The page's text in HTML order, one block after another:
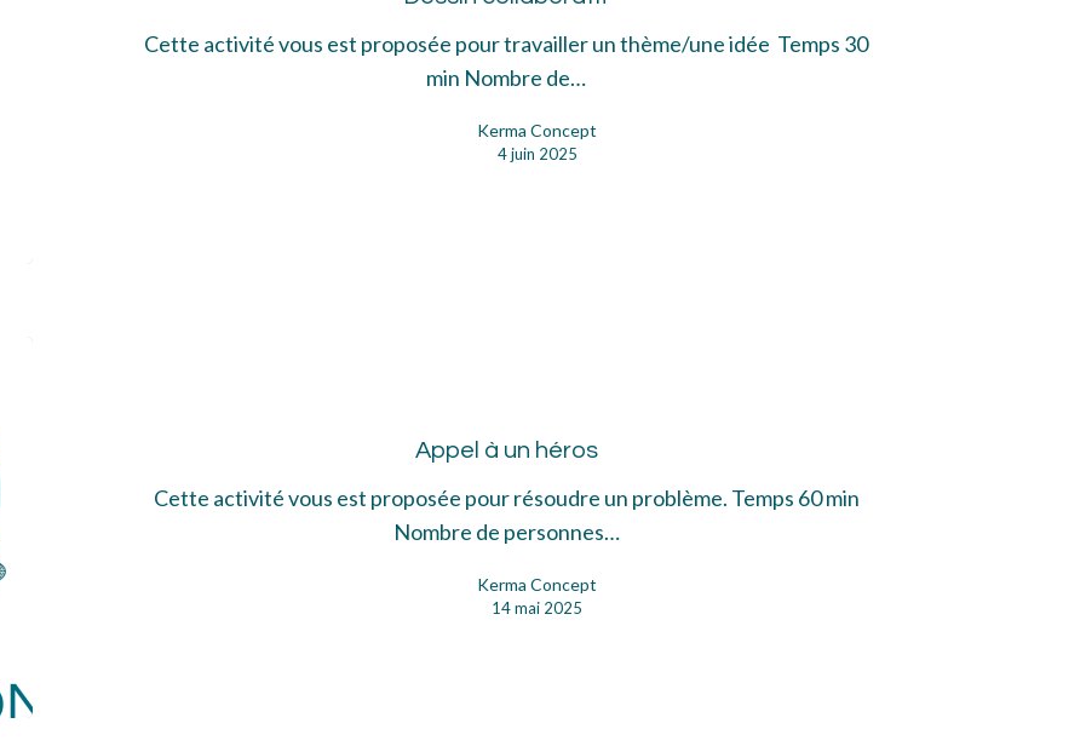
Cette activité vous est proposée pour travailler un thème/une idée Temps 30
min Nombre de…
Kerma Concept
4 juin 2025
héros
Appel à un héros
Cette activité vous est proposée pour résoudre un problème. Temps 60 min
Nombre de personnes…
Kerma Concept
14 mai 2025